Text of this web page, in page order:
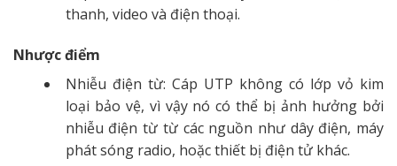
thanh, video và điện thoại.
Nhược điểm
Nhiễu điện từ: Cáp UTP không có lớp vỏ kim
loại bảo vệ, vì vậy nó có thể bị ảnh hưởng bởi
nhiễu điện từ từ các nguồn như dây điện, máy
phát sóng radio, hoặc thiết bị điện tử khác.